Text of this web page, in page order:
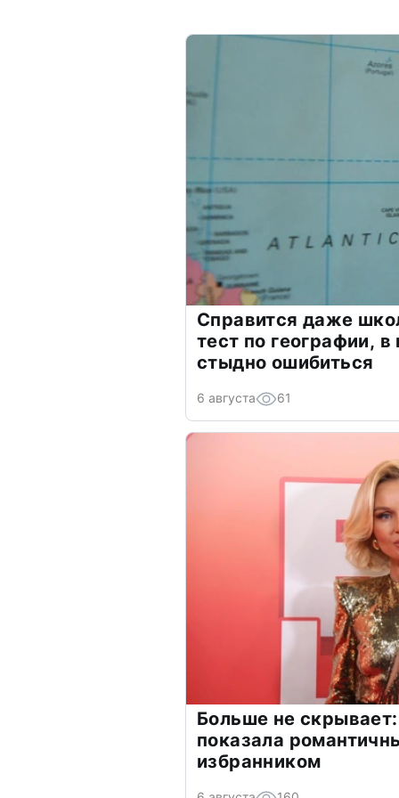
Справится даже
тест по географии,
стыдно ошибиться
6 августа 61
Больше не
показала
избранником